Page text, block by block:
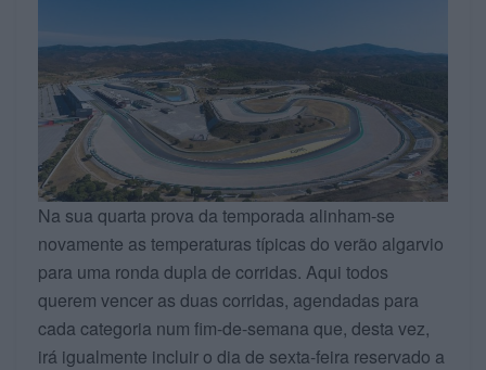
Na sua quarta prova da temporada alinham-se
novamente as temperaturas típicas do verão algarvio
para uma ronda dupla de corridas. Aqui todos
querem vencer as duas corridas, agendadas para
cada categoria num fim-de-semana que, desta vez,
irá igualmente incluir o dia de sexta-feira reservado a